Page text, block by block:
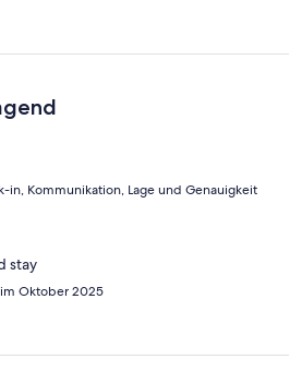
in, Kommunikation, Lage und Genauigkeit
stay
Oktober 2025